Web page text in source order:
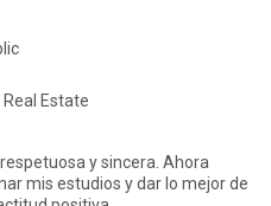
Estate
y sincera. Ahora
mis estudios y dar lo mejor de